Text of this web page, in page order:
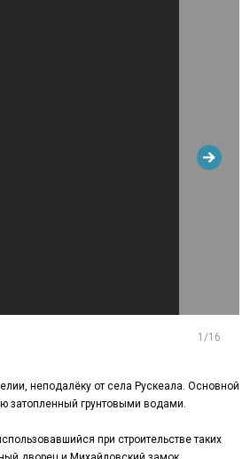
1 /16
неподалёку от села Рускеала. Основной
затопленный грунтовыми водами.
при строительстве таких